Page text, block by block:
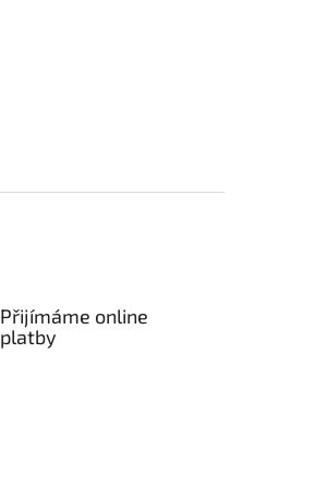
Přijímáme online
platby